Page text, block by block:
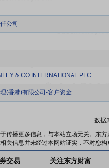
公司
& CO.INTERNATIONAL PLC.
(香港)有限公司-客户资金
数据
传播更多信息，与本站立场无关。东
关信息并未经过本网站证实，不对您
交易 关注东方财富